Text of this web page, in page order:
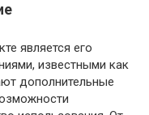
является его
известными как
дополнительные